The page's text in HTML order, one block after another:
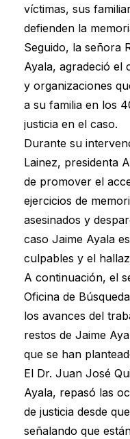
víctimas, sus
defienden la
Seguido, la señora
Ayala, agradeció el
y organizaciones
a su familia en los
justicia en el caso.
Durante su
Lainez, presidenta
de promover el
ejercicios de
asesinados y
caso Jaime Ayala
culpables y el
A continuación, el
Oficina de
los avances del
restos de Jaime
que se han
El Dr. Juan José
Ayala, repasó las
de justicia desde
señalando que